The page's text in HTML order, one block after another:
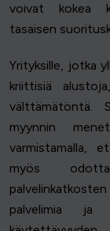
voivat kokea
tasaisen
Yrityksille, jotka
kriittisiä
välttämätöntä.
myynnin
varmistamalla,
myös
palvelimia ja